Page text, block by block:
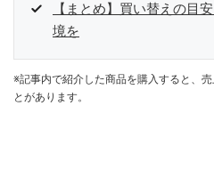
【まとめ】買い替えの目
境を
※記事内で紹介した商品を購入すると、
とがあります。